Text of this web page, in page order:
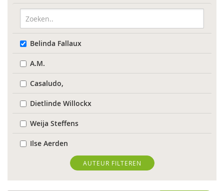
Belinda Fallaux
A.M.
Casaludo,
Dietlinde Willockx
Weija Steffens
Ilse Aerden
Pauline van Aken
Evelyn Akkermans
AUTEUR FILTEREN